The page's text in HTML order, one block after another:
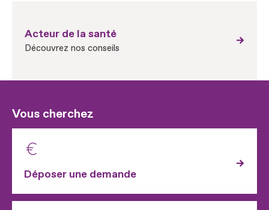
Acteur de la santé
Découvrez nos conseils
Vous cherchez
Déposer une demande